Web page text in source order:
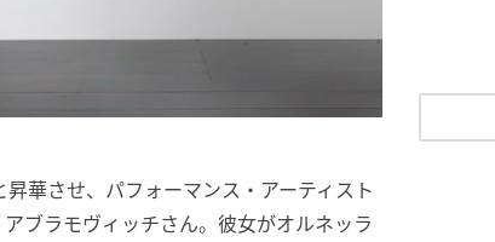
華させ、パフォーマンス・アーティスト
ブラモヴィッチさん。彼女がオルネッラ